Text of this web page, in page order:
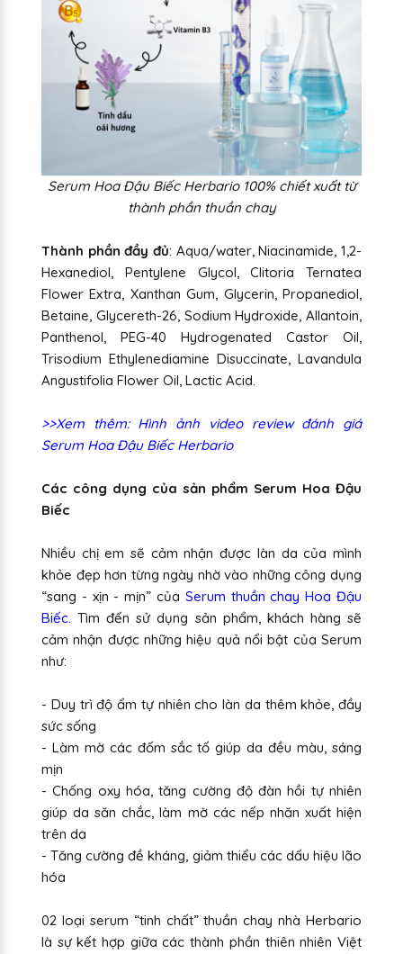
Serum Hoa Đậu Biếc Herbario 100% chiết xuất từ
thành phần thuần chay
Thành phần đầy đủ: Aqua/water, Niacinamide, 1,2-
Hexanediol, Pentylene Glycol, Clitoria Ternatea
Flower Extra, Xanthan Gum, Glycerin, Propanediol,
Betaine, Glycereth-26, Sodium Hydroxide, Allantoin,
Panthenol, PEG-40 Hydrogenated Castor Oil,
Trisodium Ethylenediamine Disuccinate, Lavandula
Angustifolia Flower Oil, Lactic Acid.
>>Xem thêm: Hình ảnh video review đánh giá
Serum Hoa Đậu Biếc Herbario
Các công dụng của sản phẩm Serum Hoa Đậu
Biếc
Nhiều chị em sẽ cảm nhận được làn da của mình
khỏe đẹp hơn từng ngày nhờ vào những công dụng
“sang - xịn - mịn” của Serum thuần chay Hoa Đậu
Biếc. Tìm đến sử dụng sản phẩm, khách hàng sẽ
cảm nhận được những hiệu quả nổi bật của Serum
như:
- Duy trì độ ẩm tự nhiên cho làn da thêm khỏe, đầy
sức sống
- Làm mờ các đốm sắc tố giúp da đều màu, sáng
mịn
- Chống oxy hóa, tăng cường độ đàn hồi tự nhiên
giúp da săn chắc, làm mờ các nếp nhăn xuất hiện
trên da
- Tăng cường đề kháng, giảm thiểu các dấu hiệu lão
hóa
02 loại serum “tinh chất” thuần chay nhà Herbario
là sự kết hợp giữa các thành phần thiên nhiên Việt